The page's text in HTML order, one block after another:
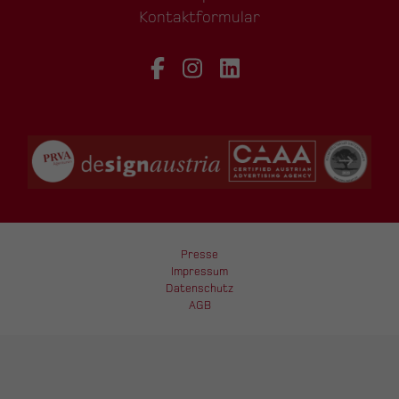
Kontaktformular
Presse
Impressum
Datenschutz
AGB